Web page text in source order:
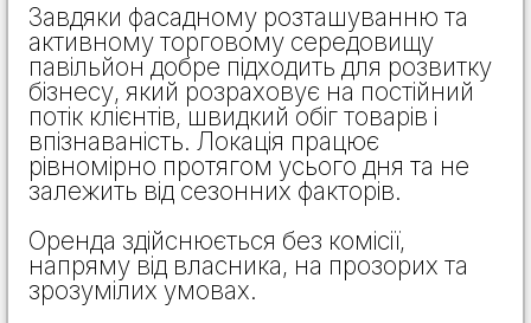
Завдяки фасадному розташуванню та
активному торговому середовищу
павільйон добре підходить для розвитку
бізнесу, який розраховує на постійний
потік клієнтів, швидкий обіг товарів і
впізнаваність. Локація працює
рівномірно протягом усього дня та не
залежить від сезонних факторів.
Оренда здійснюється без комісії,
напряму від власника, на прозорих та
зрозумілих умовах.